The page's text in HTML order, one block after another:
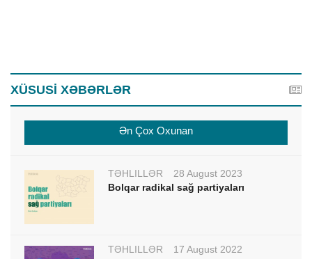
XÜSUSİ XƏBƏRLƏR
Ən Çox Oxunan
TƏHLİLLƏR
28 August 2023
Bolqar radikal sağ partiyaları
TƏHLİLLƏR
17 August 2022